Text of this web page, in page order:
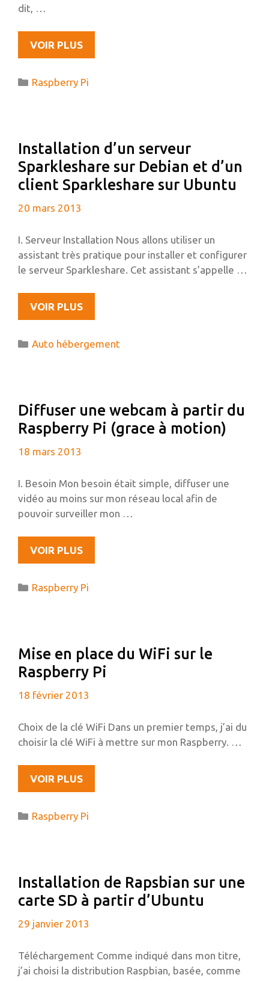
dit, …
VOIR PLUSOUVERTURE
DU
DÉDIÉ
Catégories
Raspberry Pi
Installation d’un serveur
Sparkleshare sur Debian et d’un
client Sparkleshare sur Ubuntu
20 mars 2013
I. Serveur Installation Nous allons utiliser un
assistant très pratique pour installer et configurer
le serveur Sparkleshare. Cet assistant s’appelle …
VOIR PLUSINSTALLATION
D’UN
SPARKLESHARE
D’UN
CLIENT
Catégories
Auto hébergement
Diffuser une webcam à partir du
Raspberry Pi (grace à motion)
18 mars 2013
I. Besoin Mon besoin était simple, diffuser une
vidéo au moins sur mon réseau local afin de
pouvoir surveiller mon …
VOIR PLUSDIFFUSER
UNE
À
PI
(GRACE
MOTION)
Catégories
Raspberry Pi
Mise en place du WiFi sur le
Raspberry Pi
18 février 2013
Choix de la clé WiFi Dans un premier temps, j’ai du
choisir la clé WiFi à mettre sur mon Raspberry. …
VOIR PLUSMISE
EN
DU
RASPBERRY
PI
Catégories
Raspberry Pi
Installation de Rapsbian sur une
carte SD à partir d’Ubuntu
29 janvier 2013
Téléchargement Comme indiqué dans mon titre,
j’ai choisi la distribution Raspbian, basée, comme